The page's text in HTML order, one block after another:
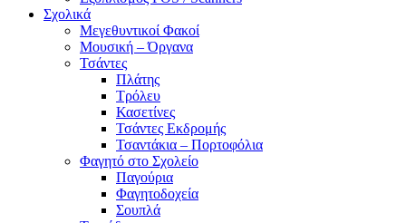
Σχολικά
Μεγεθυντικοί Φακοί
Μουσική – Όργανα
Τσάντες
Πλάτης
Τρόλευ
Κασετίνες
Τσάντες Εκδρομής
Τσαντάκια – Πορτοφόλια
Φαγητό στο Σχολείο
Παγούρια
Φαγητοδοχεία
Σουπλά